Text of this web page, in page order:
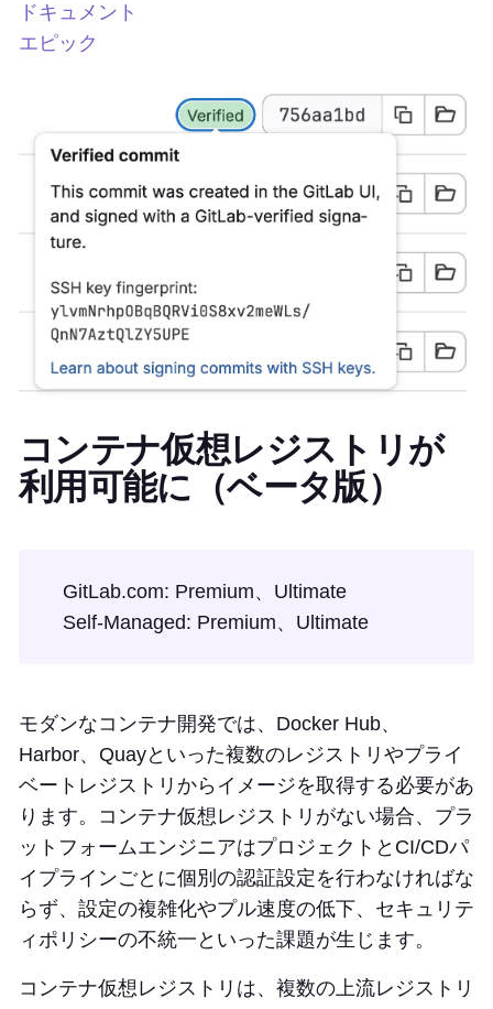
ドキュメント
エピック
コンテナ仮想レジストリが
利用可能に（ベータ版）
GitLab.com: Premium、Ultimate
Self-Managed: Premium、Ultimate
モダンなコンテナ開発では、Docker Hub、
Harbor、Quayといった複数のレジストリやプライ
ベートレジストリからイメージを取得する必要があ
ります。コンテナ仮想レジストリがない場合、プラ
ットフォームエンジニアはプロジェクトとCI/CDパ
イプラインごとに個別の認証設定を行わなければな
らず、設定の複雑化やプル速度の低下、セキュリテ
ィポリシーの不統一といった課題が生じます。
コンテナ仮想レジストリは、複数の上流レジストリ